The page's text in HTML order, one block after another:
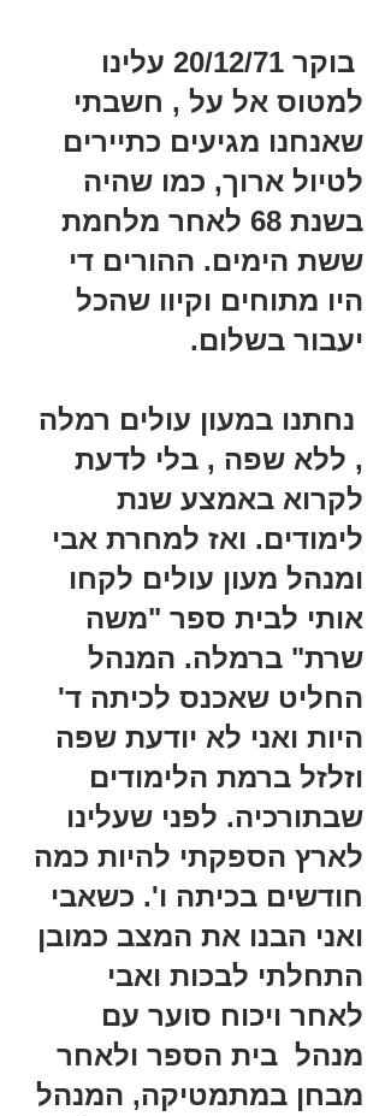
בוקר 20/12/71 עלינו
למטוס אל על , חשבתי
שאנחנו מגיעים כתיירים
לטיול ארוך, כמו שהיה
בשנת 68 לאחר מלחמת
ששת הימים. ההורים די
היו מתוחים וקיוו שהכל
יעבור בשלום.
נחתנו במעון עולים רמלה
, ללא שפה , בלי לדעת
לקרוא באמצע שנת
לימודים. ואז למחרת אבי
ומנהל מעון עולים לקחו
אותי לבית ספר "משה
שרת" ברמלה. המנהל
החליט שאכנס לכיתה ד'
היות ואני לא יודעת שפה
וזלזל ברמת הלימודים
שבתורכיה. לפני שעלינו
לארץ הספקתי להיות כמה
חודשים בכיתה ו'. כשאבי
ואני הבנו את המצב כמובן
התחלתי לבכות ואבי
לאחר ויכוח סוער עם
מנהל  בית הספר ולאחר
מבחן במתמטיקה, המנהל